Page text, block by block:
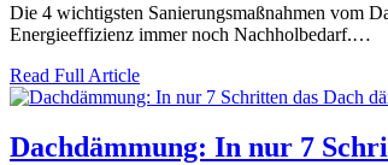
Die 4 wichtigsten Sanierungsmaßnahmen vom
Energieeffizienz immer noch Nachholbedarf.…
Read Full Article
Dachdämmung: In nur 7